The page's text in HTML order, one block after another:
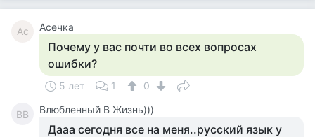
Ас Асечка
Почему у вас почти во всех вопросах
ошибки?
5 лет 1 0
ВВ Влюбленный В Жизнь)))
Дааа сегодня все на меня..русский язык у